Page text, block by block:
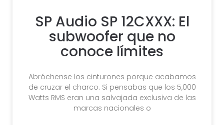
SP Audio SP 12CXXX: El
subwoofer que no
conoce límites
Abróchense los cinturones porque acabamos
de cruzar el charco. Si pensabas que los 5,000
Watts RMS eran una salvajada exclusiva de las
marcas nacionales o